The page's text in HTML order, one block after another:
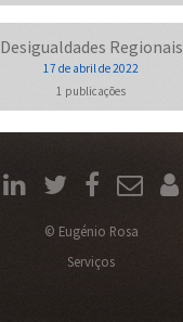
Desigualdades Regionais
17 de abril de 2022
1 publicações
© Eugénio Rosa
Serviços